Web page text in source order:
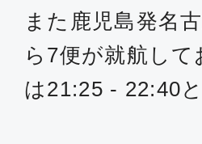
また鹿児島発名
ら7便が就航し
は21:25 - 22:40